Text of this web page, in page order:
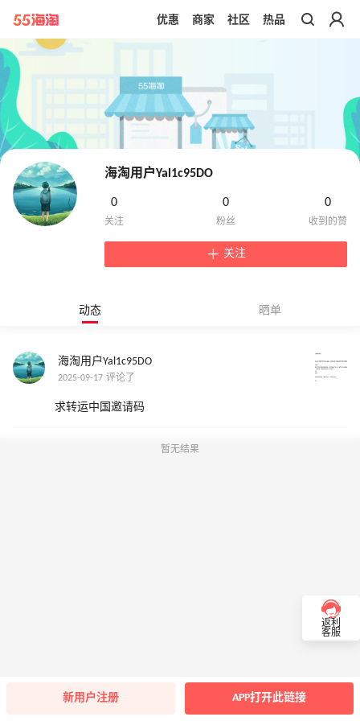
带你去官网买正品
优惠 商家 社区 热品
海淘用户Yal1c95DO
0 0 0
关注
动态 晒单
海淘用户Yal1c95DO
2025-09-17 评论了
求转运中国邀请码
暂无结果
返利
客服
新用户注册 APP打开此链接